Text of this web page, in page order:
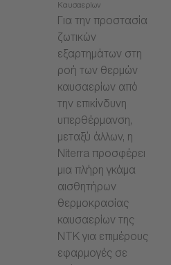
Καυσαερίων
Για την προστασία
ζωτικών
εξαρτημάτων στη
ροή των θερμών
καυσαερίων από
την επικίνδυνη
υπερθέρμανση,
μεταξύ άλλων, η
Niterra προσφέρει
μια πλήρη γκάμα
αισθητήρων
θερμοκρασίας
καυσαερίων της
NTK για επιμέρους
εφαρμογές σε